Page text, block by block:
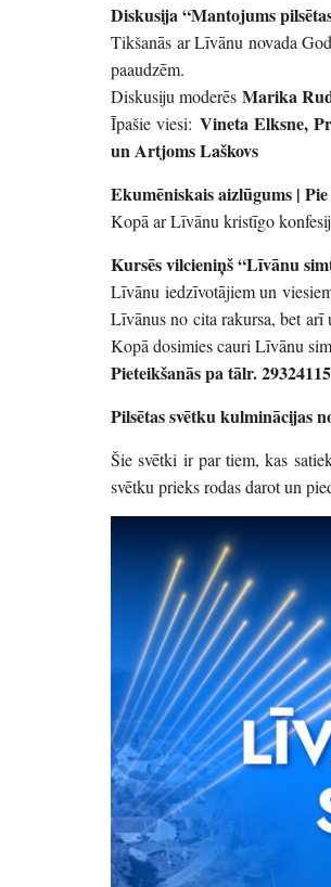
Diskusija “Mantojums
Tikšanās ar Līvānu novada
paaudzēm.
Diskusiju moderēs Marika
Īpašie viesi: Vineta Elksne,
un Artjoms Laškovs
Ekumēniskais aizlūgums |
Kopā ar Līvānu kristīgo
Kursēs vilcieniņš “Līvānu
Līvānu iedzīvotājiem un
Līvānus no cita rakursa, bet arī
Kopā dosimies cauri Līvānu
Pieteikšanās pa tālr. 29324115
Pilsētas svētku kulminācijas
Šie svētki ir par tiem, kas
svētku prieks rodas darot un